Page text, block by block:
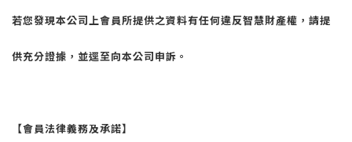
若您發現本公司上會員所提供之資料有任何違反智慧財產權，請提
供充分證據，並逕至向本公司申訴。
【會員法律義務及承諾】